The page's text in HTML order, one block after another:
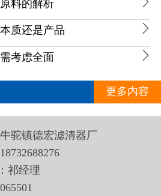
料的解析
质还是产品 
考虑全面 
更多内容
驼镇德宏滤清器厂
祁经理